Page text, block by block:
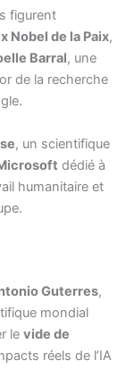
figurent
Nobel de la Paix,
Barral, une
de la recherche
, un scientifique
dédié à
humanitaire et
Guterres,
mondial
levide de
réels de l’IA